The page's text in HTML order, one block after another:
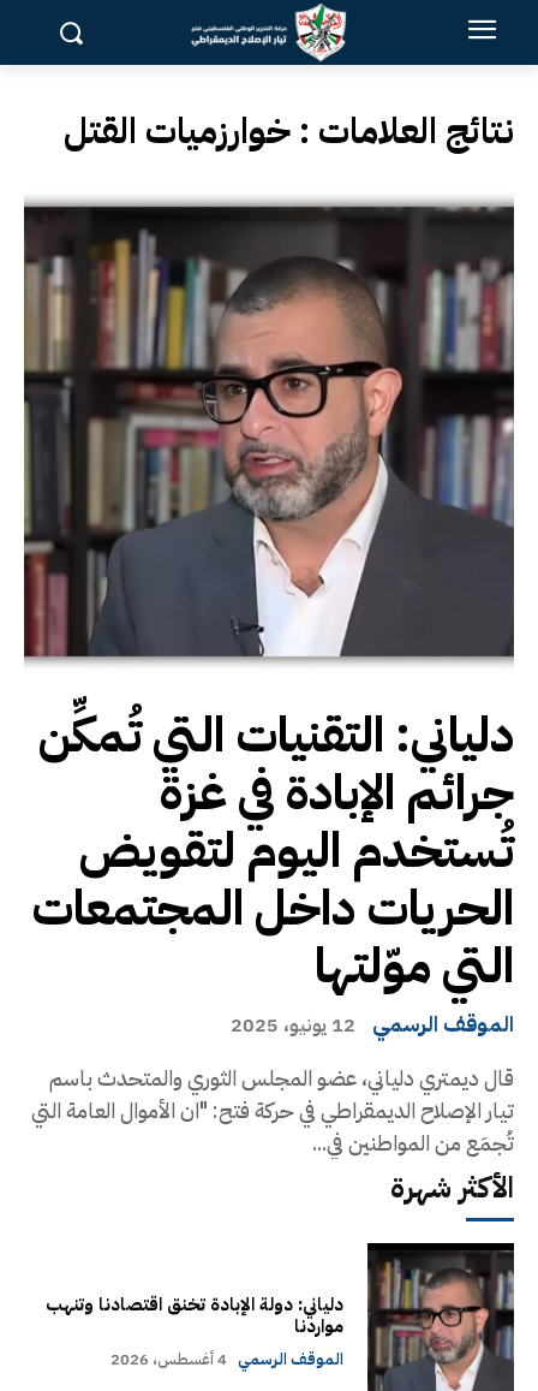
نتائج العلامات : خوارزميات القتل
دلياني: التقنيات التي تُمكِّن
جرائم الإبادة في غزة
تُستخدم اليوم لتقويض
الحريات داخل المجتمعات
التي موّلتها
الموقف الرسمي 12 يونيو، 2025
قال ديمتري دلياني، عضو المجلس الثوري والمتحدث باسم
تيار الإصلاح الديمقراطي في حركة فتح: "ان الأموال العامة التي
تُجمَع من المواطنين في...
الأكثر شهرة
دلياني: دولة الإبادة تخنق اقتصادنا وتنهب
مواردنا
الموقف الرسمي 4 أغسطس، 2026